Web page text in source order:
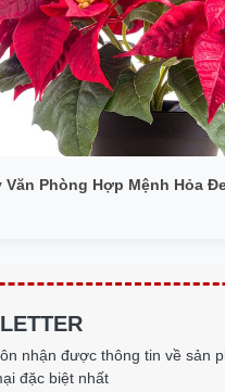
Văn Phòng Hợp Mệnh Hỏa
nhận được thông tin về sản
đặc biệt nhất